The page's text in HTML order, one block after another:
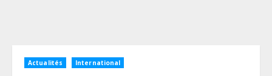
Actualités International